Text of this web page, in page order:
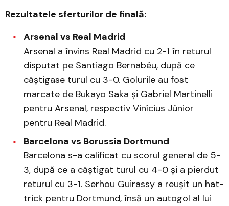
Rezultatele sferturilor de finală:
Arsenal vs Real Madrid
Arsenal a învins Real Madrid cu 2-1 în returul
disputat pe Santiago Bernabéu, după ce
câștigase turul cu 3-0. Golurile au fost
marcate de Bukayo Saka și Gabriel Martinelli
pentru Arsenal, respectiv Vinícius Júnior
pentru Real Madrid. ​
Barcelona vs Borussia Dortmund
Barcelona s-a calificat cu scorul general de 5-
3, după ce a câștigat turul cu 4-0 și a pierdut
returul cu 3-1. Serhou Guirassy a reușit un hat-
trick pentru Dortmund, însă un autogol al lui